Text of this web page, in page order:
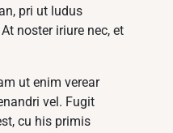
pri ut ludus
noster iriure nec, et
ut enim verear
vel. Fugit
cu his primis